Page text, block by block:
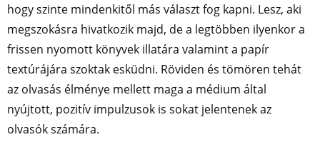
hogy szinte mindenkitől más választ fog kapni. Lesz, aki
megszokásra hivatkozik majd, de a legtöbben ilyenkor a
frissen nyomott könyvek illatára valamint a papír
textúrájára szoktak esküdni. Röviden és tömören tehát
az olvasás élménye mellett maga a médium által
nyújtott, pozitív impulzusok is sokat jelentenek az
olvasók számára.